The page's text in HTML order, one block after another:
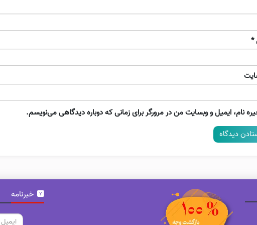
*
نام، ایمیل و وبسایت من در مرورگر برای زمانی که دوباره دیدگاهی می‌نویسم.
خبرنامه
ایمیل